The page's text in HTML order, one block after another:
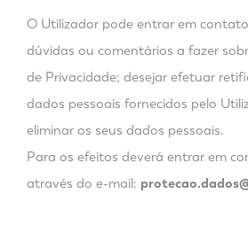
O Utilizador pode entrar em
dúvidas ou comentários a fazer
de Privacidade; desejar efetuar
dados pessoais fornecidos pelo
eliminar os seus dados pessoais.
Para os efeitos deverá entrar em
através do e-mail: